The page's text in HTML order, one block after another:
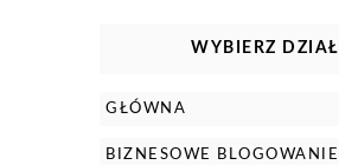
WYBIERZ DZIAŁ
GŁÓWNA
BIZNESOWE BLOGOWANIE